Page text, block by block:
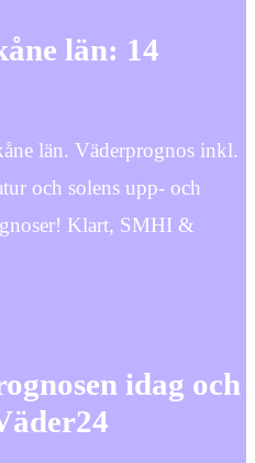
län: 14
län. Väderprognos inkl.
och solens upp- och
Klart, SMHI &
idag och